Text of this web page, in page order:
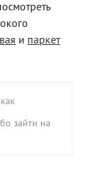
и паркет
зайти на